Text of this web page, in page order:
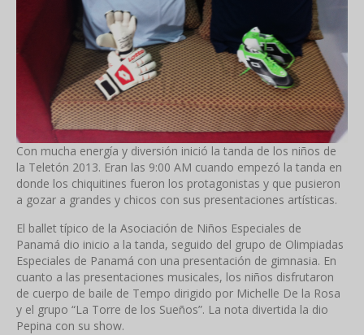
Con mucha energía y diversión inició la tanda de los niños de
la Teletón 2013. Eran las 9:00 AM cuando empezó la tanda en
donde los chiquitines fueron los protagonistas y que pusieron
a gozar a grandes y chicos con sus presentaciones artísticas.
El ballet típico de la Asociación de Niños Especiales de
Panamá dio inicio a la tanda, seguido del grupo de Olimpiadas
Especiales de Panamá con una presentación de gimnasia. En
cuanto a las presentaciones musicales, los niños disfrutaron
de cuerpo de baile de Tempo dirigido por Michelle De la Rosa
y el grupo “La Torre de los Sueños”. La nota divertida la dio
Pepina con su show.